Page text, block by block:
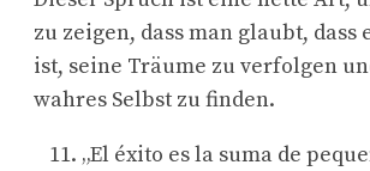
zu zeigen, dass man glaubt, dass
ist, seine Träume zu verfolgen
wahres Selbst zu finden.
„El éxito es la suma de